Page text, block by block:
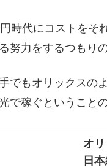
時代にコストをそ
る努力をするつもり
でもオリックスの
で稼ぐということ
オ
日